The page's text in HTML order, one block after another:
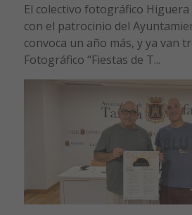
El colectivo fotográfico
con el patrocinio del
convoca un año más, y ya van
Fotográfico “Fiestas de T...